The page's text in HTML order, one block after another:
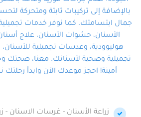
بالإضافة إلى تركيبات ثابتة ومتحركة
جمال ابتسامتك. كما نوفر خدمات
الأسنان، حشوات الأسنان، علاج
هوليوودية، وعدسات تجميلية
تجميلية وصحية لأسنانك. معنا، صحتك
أمينة! احجز موعدك الآن وابدأ رحلتك
زراعة الأسنان - غرسات الاسنان -